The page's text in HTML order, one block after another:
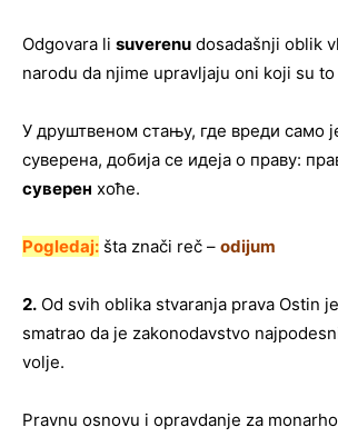
Odgovara li suverenu dosadašnji oblik
narodu da njime upravljaju oni koji su
У друштвеном стању, где вреди само
суверена, добија се идеја о праву:
суверен хоће.
Pogledaj: šta znači reč – odijum
2. Od svih oblika stvaranja prava Ostin
smatrao da je zakonodavstvo
volje.
Pravnu osnovu i opravdanje za